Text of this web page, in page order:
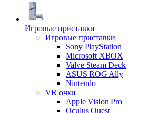
Игровые приставки
Игровые приставки
Sony PlayStation
Microsoft XBOX
Valve Steam Deck
ASUS ROG Ally
Nintendo
VR очки
Apple Vision Pro
Oculus Quest